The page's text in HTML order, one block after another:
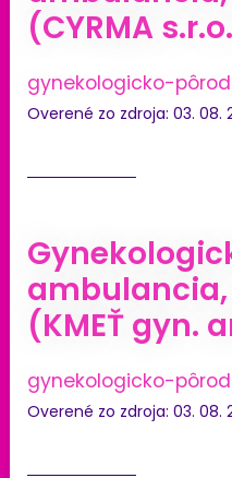
(CYRMA
gynekologicko-
Overené zo zdroja: 03. 08.
ambulancia,
(KMEŤ gyn.
gynekologicko-
Overené zo zdroja: 03. 08.